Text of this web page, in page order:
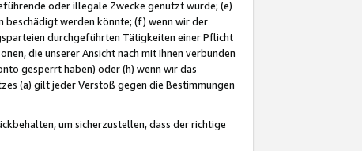
oder illegale Zwecke genutzt wurde; (e)
beschädigt werden könnte; (f) wenn wir der
durchgeführten Tätigkeiten einer Pflicht
die unserer Ansicht nach mit Ihnen verbunden
gesperrt haben) oder (h) wenn wir das
(a) gilt jeder Verstoß gegen die Bestimmungen
um sicherzustellen, dass der richtige